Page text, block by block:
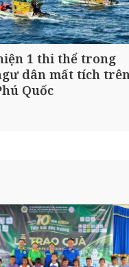
1 thi thể trong
dân mất tích
Quốc